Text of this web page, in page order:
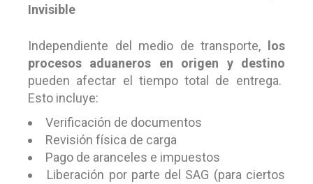
Invisible
Independiente del medio de transporte,
los
procesos aduaneros en origen y destino
pueden afectar el tiempo total de entrega.
Esto incluye:
Verificación de documentos
Revisión física de carga
Pago de aranceles e impuestos
Liberación por parte del SAG (para ciertos